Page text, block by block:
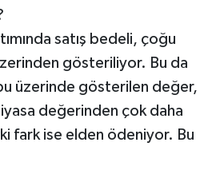
satış bedeli, çoğu
gösteriliyor. Bu da
üzerinde gösterilen değer,
değerinden çok daha
fark ise elden ödeniyor. Bu